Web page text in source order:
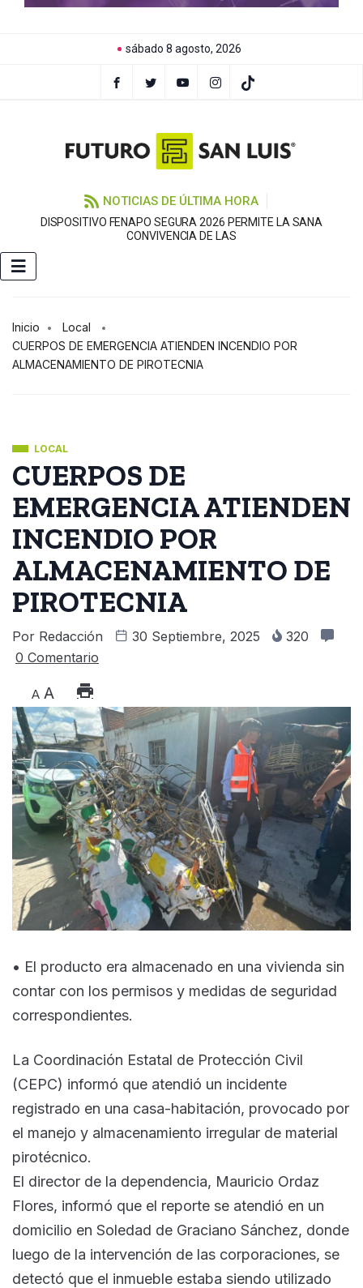
sábado 8 agosto, 2026
NOTICIAS DE ÚLTIMA HORA
DISPOSITIVO FENAPO SEGURA 2026 PERMITE LA SANA
CONVIVENCIA DE LAS
Inicio
Local
CUERPOS DE EMERGENCIA ATIENDEN INCENDIO POR
ALMACENAMIENTO DE PIROTECNIA
LOCAL
CUERPOS DE
EMERGENCIA ATIENDEN
INCENDIO POR
ALMACENAMIENTO DE
PIROTECNIA
Por Redacción 30 Septiembre, 2025
320
0 Comentario
A A
• El producto era almacenado en una vivienda sin
contar con los permisos y medidas de seguridad
correspondientes.
La Coordinación Estatal de Protección Civil
(CEPC) informó que atendió un incidente
registrado en una casa-habitación, provocado por
el manejo y almacenamiento irregular de material
pirotécnico.
El director de la dependencia, Mauricio Ordaz
Flores, informó que el reporte se atendió en un
domicilio en Soledad de Graciano Sánchez, donde
luego de la intervención de las corporaciones, se
detectó que el inmueble estaba siendo utilizado